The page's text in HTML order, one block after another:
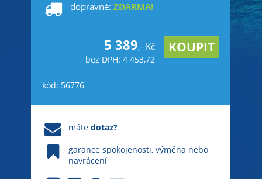
dopravné: ZDARMA!
5 389,- Kč
bez DPH: 4 453,72
kód: 56776
mátedotaz?
garance spokojenosti, výměna nebo
navrácení